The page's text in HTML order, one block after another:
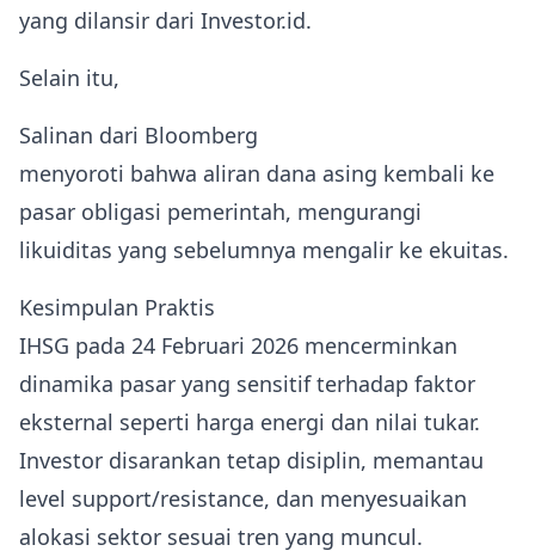
yang dilansir dari Investor.id.
Selain itu,
Salinan dari Bloomberg
menyoroti bahwa aliran dana asing kembali ke
pasar obligasi pemerintah, mengurangi
likuiditas yang sebelumnya mengalir ke ekuitas.
Kesimpulan Praktis
IHSG pada 24 Februari 2026 mencerminkan
dinamika pasar yang sensitif terhadap faktor
eksternal seperti harga energi dan nilai tukar.
Investor disarankan tetap disiplin, memantau
level support/resistance, dan menyesuaikan
alokasi sektor sesuai tren yang muncul.